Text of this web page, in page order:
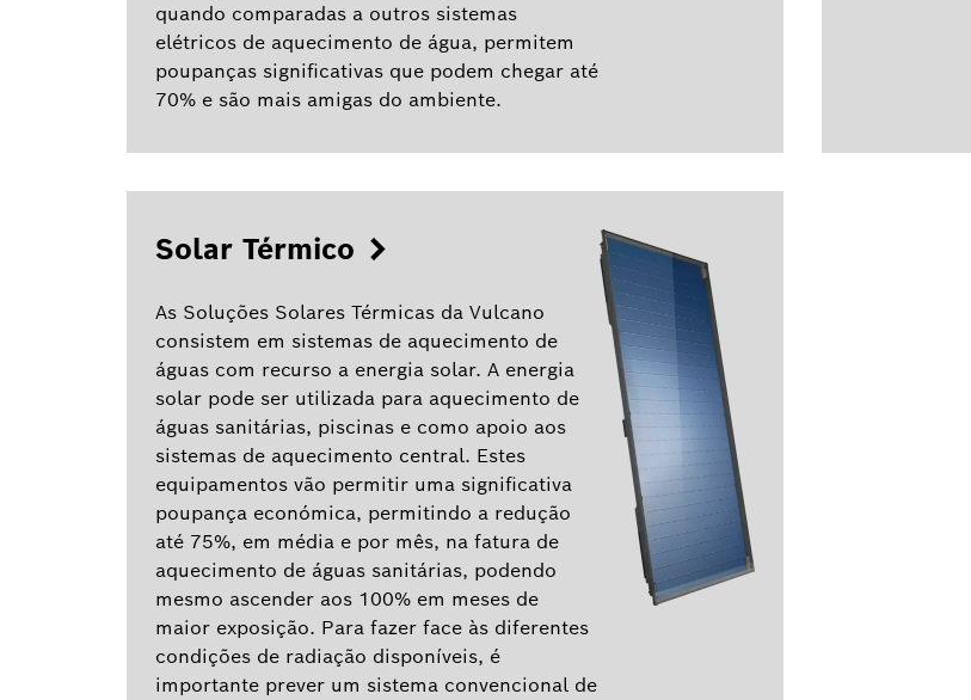
quando comparadas a outros sistemas
elétricos de aquecimento de água, permitem
poupanças significativas que podem chegar até
70% e são mais amigas do ambiente.
Solar Térmico
As Soluções Solares Térmicas da Vulcano
consistem em sistemas de aquecimento de
águas com recurso a energia solar. A energia
solar pode ser utilizada para aquecimento de
águas sanitárias, piscinas e como apoio aos
sistemas de aquecimento central. Estes
equipamentos vão permitir uma significativa
poupança económica, permitindo a redução
até 75%, em média e por mês, na fatura de
aquecimento de águas sanitárias, podendo
mesmo ascender aos 100% em meses de
maior exposição. Para fazer face às diferentes
condições de radiação disponíveis, é
importante prever um sistema convencional de